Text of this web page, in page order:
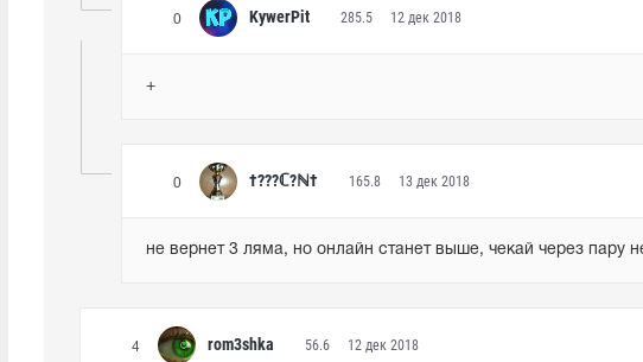
0 KywerPit 285.5 12 дек 2018
+
0 †???ℂ?ℕ† 165.8 13 дек 2018
не вернет 3 ляма, но онлайн станет выше, чекай через пару
4 rom3shka 56.6 12 дек 2018